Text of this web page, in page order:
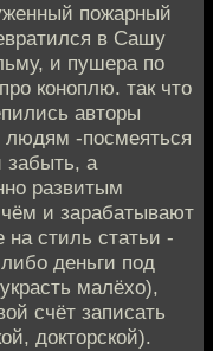
пожарный
в Сашу
и пушера по
коноплю. так что
авторы
людям -посмеяться
забыть, а
развитым
и зарабатывают
стиль статьи -
деньги под
малёхо),
счёт записать
докторской).